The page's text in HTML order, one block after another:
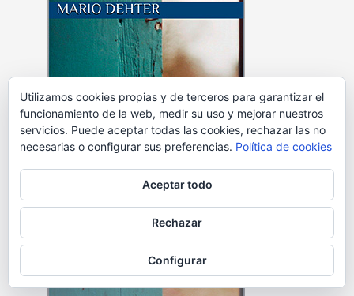
Utilizamos cookies propias y de terceros para garantizar el
funcionamiento de la web, medir su uso y mejorar nuestros
servicios. Puede aceptar todas las cookies, rechazar las no
necesarias o configurar sus preferencias. Política de cookies
Aceptar todo
Rechazar
Configurar